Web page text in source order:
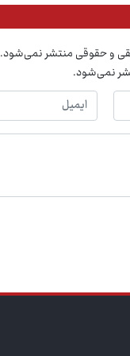
و حقوقی منتشر نمی‌شود.
نمی‌شود.